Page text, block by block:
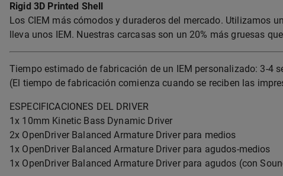
Rigid 3D Printed Shell
Los CIEM más cómodos y duraderos del mercado. Utilizamos
lleva unos IEM. Nuestras carcasas son un 20% más gruesas
Tiempo estimado de fabricación de un IEM personalizado: 3-4
(El tiempo de fabricación comienza cuando se reciben las
ESPECIFICACIONES DEL DRIVER
1x 10mm Kinetic Bass Dynamic Driver
2x OpenDriver Balanced Armature Driver para medios
1x OpenDriver Balanced Armature Driver para agudos-medios
1x OpenDriver Balanced Armature Driver para agudos (con